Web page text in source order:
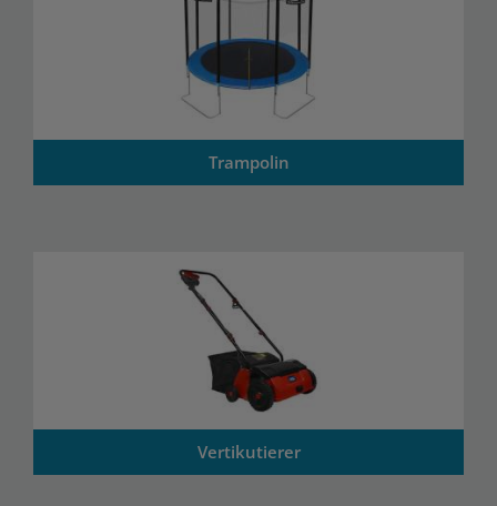
Trampolin
Vertikutierer